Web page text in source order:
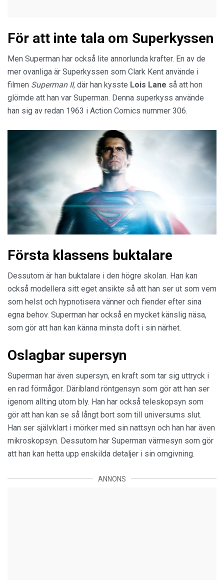
För att inte tala om Superkyssen
Men Superman har också lite annorlunda krafter. En av de
mer ovanliga är Superkyssen som Clark Kent använde i
filmen Superman II, där han kysste Lois Lane så att hon
glömde att han var Superman. Denna superkyss använde
han sig av redan 1963 i Action Comics nummer 306.
Första klassens buktalare
Dessutom är han buktalare i den högre skolan. Han kan
också modellera sitt eget ansikte så att han ser ut som vem
som helst och hypnotisera vänner och fiender efter sina
egna behov. Superman har också en mycket känslig näsa,
som gör att han kan känna minsta doft i sin närhet.
Oslagbar supersyn
Superman har även supersyn, en kraft som tar sig uttryck i
en rad förmågor. Däribland röntgensyn som gör att han ser
igenom allting utom bly. Han har också teleskopsyn som
gör att han kan se så långt bort som till universums slut.
Han ser självklart i mörker med sin nattsyn och han har även
mikroskopsyn. Dessutom har Superman värmesyn som gör
att han kan hetta upp enskilda detaljer i sin omgivning.
ANNONS